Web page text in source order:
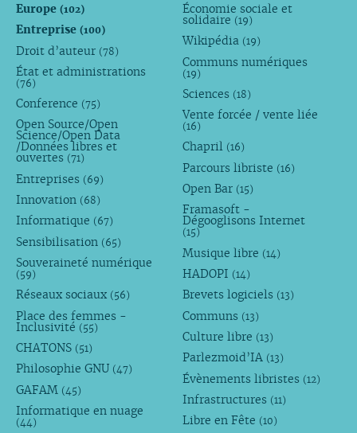
Europe (102)
Entreprise (100)
Droit d’auteur (78)
État et administrations
(76)
Conference (75)
Open Source/Open
Science/Open Data
/Données libres et
ouvertes (71)
Entreprises (69)
Innovation (68)
Informatique (67)
Sensibilisation (65)
Souveraineté numérique
(59)
Réseaux sociaux (56)
Place des femmes -
Inclusivité (55)
CHATONS (51)
Philosophie GNU (47)
GAFAM (45)
Informatique en nuage
(44)
Économie sociale et
solidaire (19)
Wikipédia (19)
Communs numériques
(19)
Sciences (18)
Vente forcée / vente liée
(16)
Chapril (16)
Parcours libriste (16)
Open Bar (15)
Framasoft -
Dégooglisons Internet
(15)
Musique libre (14)
HADOPI (14)
Brevets logiciels (13)
Communs (13)
Culture libre (13)
Parlezmoid’IA (13)
Évènements libristes (12)
Infrastructures (11)
Libre en Fête (10)